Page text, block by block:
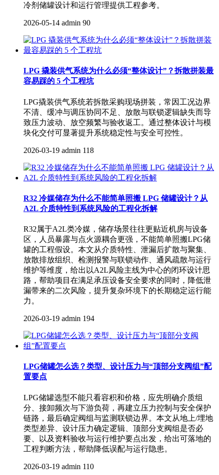
冷剂储罐设计和运行管理提供工程参考。
2026-05-14 admin 90
LPG 撬装供气系统为什么必须“整体设计”？拆散拼装最
容易踩的 5 个工程坑
LPG撬装供气系统若拆散采购现场拼装，常因工况边界
不清、缓冲与调压协同不足、放散与联锁逻辑缺失而导
致压力波动、放空频繁与验收返工。通过整体设计与模
块化交付可显著提升系统稳定性与安全可控性。
2026-03-19 admin 118
R32 冷媒储存为什么不能简单照搬 LPG 储罐设计？从
A2L 介质特性到系统风险的工程化拆解
R32属于A2L类冷媒，储存场景往往更贴近机房与设备
区，人员暴露与点火源耦合更强，不能简单照搬LPG储
罐的工程假设。本文从介质特性、泄漏后扩散与聚集、
放散排放组织、检测报警与联锁动作、通风疏散与运行
维护等维度，给出以A2L风险主线为中心的闭环设计思
路，帮助项目在满足承压设备安全要求的同时，降低泄
漏带来的二次风险，提升复杂环境下的长期稳定运行能
力。
2026-03-19 admin 194
LPG储罐怎么选？类型、设计压力与“顶部分支阀组”配
置要点
LPG储罐选型不能只看容积和价格，应先明确介质组
分、接卸频次与下游负荷，再建立压力控制与安全保护
链路，最后确定阀组与监测联锁边界。本文从地上/埋地
类型差异、设计压力确定逻辑、顶部分支阀组是否必
要、以及资料验收与运行维护要点出发，给出可落地的
工程判断方法，帮助降低误配与运行隐患。
2026-03-19 admin 110